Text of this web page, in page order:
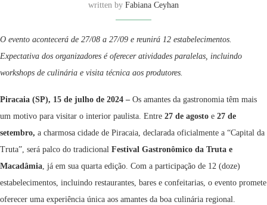
written by Fabiana Ceyhan
O evento acontecerá de 27/08 a 27/09 e reunirá 12 estabelecimentos.
Expectativa dos organizadores é oferecer atividades paralelas, incluindo
workshops de culinária e visita técnica aos produtores.
Piracaia (SP), 15 de julho de 2024 – Os amantes da gastronomia têm mais
um motivo para visitar o interior paulista. Entre 27 de agosto e 27 de
setembro, a charmosa cidade de Piracaia, declarada oficialmente a “Capital da
Truta”, será palco do tradicional Festival Gastronômico da Truta e
Macadâmia, já em sua quarta edição. Com a participação de 12 (doze)
estabelecimentos, incluindo restaurantes, bares e confeitarias, o evento promete
oferecer uma experiência única aos amantes da boa culinária regional.